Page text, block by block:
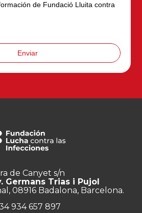
de Fundació Lluita contra
Enviar
de Canyet s/n
Germans Trias i Pujol
08916 Badalona, Barcelona.
934 657 897